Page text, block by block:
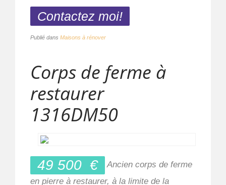
Contactez moi!
Publié dans Maisons à rénover
Corps de ferme à
restaurer
1316DM50
49 500 €
Ancien corps de ferme
en pierre à restaurer, à la limite de la